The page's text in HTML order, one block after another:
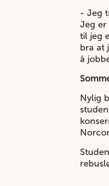
- Jeg
Jeg er
til jeg
bra at
å
Nylig